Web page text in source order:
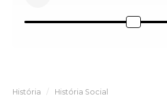
História História Social